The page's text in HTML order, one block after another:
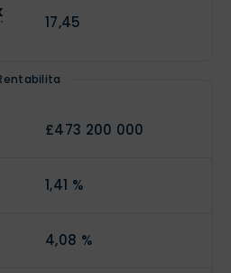
17,45
£473 200 000
1,41 %
4,08 %